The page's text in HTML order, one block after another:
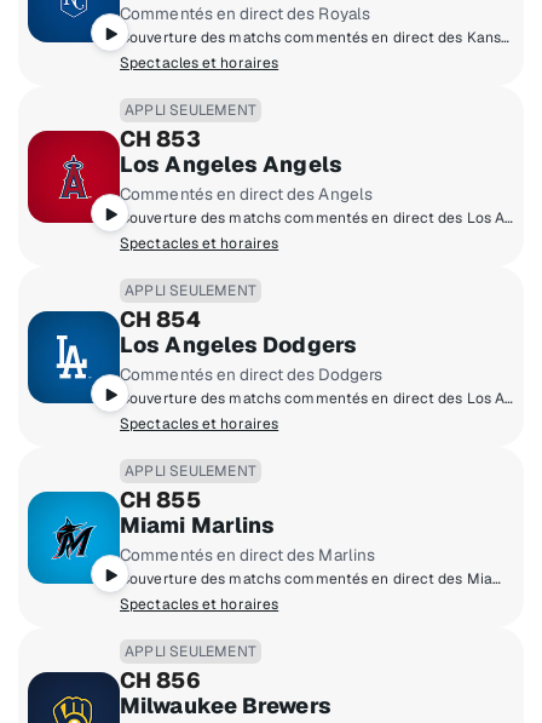
Commentés en direct des Royals
Couverture des matchs commentés en direct des Kansas City Royals à domicile.
Spectacles et horaires
APPLI SEULEMENT
CH 853
Los Angeles Angels
Commentés en direct des Angels
Couverture des matchs commentés en direct des Los Angeles Angels à domicile.
Spectacles et horaires
APPLI SEULEMENT
CH 854
Los Angeles Dodgers
Commentés en direct des Dodgers
Couverture des matchs commentés en direct des Los Angeles Dodgers à domicile.
Spectacles et horaires
APPLI SEULEMENT
CH 855
Miami Marlins
Commentés en direct des Marlins
Couverture des matchs commentés en direct des Miami Marlins à domicile.
Spectacles et horaires
APPLI SEULEMENT
CH 856
Milwaukee Brewers